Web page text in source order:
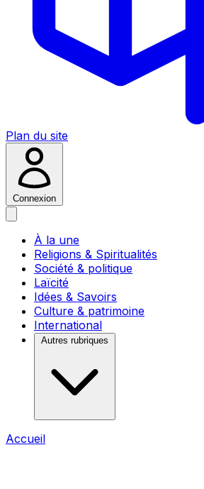
Plan du site
Connexion
À la une
Religions & Spiritualités
Société & politique
Laïcité
Idées & Savoirs
Culture & patrimoine
International
Autres rubriques
Accueil